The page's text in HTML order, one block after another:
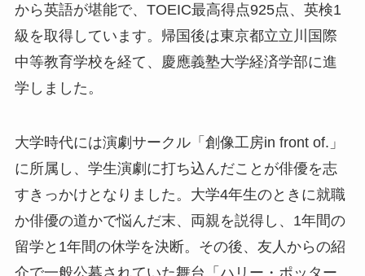
から英語が堪能で、TOEIC最高得点925点、英検1
級を取得しています。帰国後は東京都立立川国際
中等教育学校を経て、慶應義塾大学経済学部に進
学しました。
大学時代には演劇サークル「創像工房in front of.」
に所属し、学生演劇に打ち込んだことが俳優を志
すきっかけとなりました。大学4年生のときに就職
か俳優の道かで悩んだ末、両親を説得し、1年間の
留学と1年間の休学を決断。その後、友人からの紹